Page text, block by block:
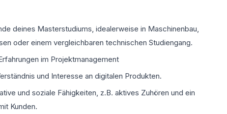
deines Masterstudiums, idealerweise in Maschinenbau,
oder einem vergleichbaren technischen Studiengang.
im Projektmanagement
und Interesse an digitalen Produkten.
und soziale Fähigkeiten, z.B. aktives Zuhören und ein
Kunden.